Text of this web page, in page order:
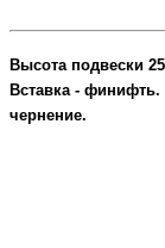
Высота подвески
Вставка -
чернение.